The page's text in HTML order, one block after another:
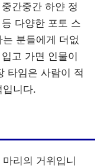
간중간 하얀 정
다양한 포토 스
분들에게 더없
고 가면 인물이
타임은 사람이 적
니다.
리의 거위입니